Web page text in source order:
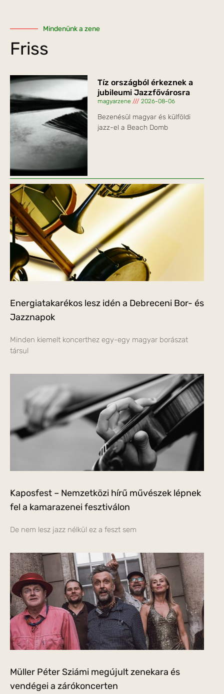
Mindenünk a zene
Friss
Tíz országból érkeznek a
jubileumi Jazzfővárosra
magyarzene 2026-08-06
Bezenésül magyar és külföldi
jazz-el a Beach Domb
Energiatakarékos lesz idén a Debreceni Bor- és
Jazznapok
Minden kiemelt koncerthez egy-egy magyar borászat
társul
Kaposfest – Nemzetközi hírű művészek lépnek
fel a kamarazenei fesztiválon
De nem lesz jazz nélkül ez a feszt sem
Müller Péter Sziámi megújult zenekara és
vendégei a zárókoncerten